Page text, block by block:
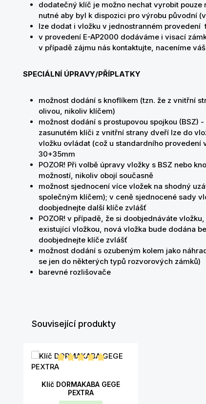
dodatečný klíč je možno nechat vyrobit
nutné aby byl k dispozici pro výrobu původní
lze dodat i vložku v jednostranném provedení
v provedení E-AP2000 dodáváme i visací
v případě zájmu nás kontaktujte, naceníme
SPECIÁLNÍ ÚPRAVY/PŘÍPLATKY
možnost dodání s knoflíkem (tzn. že z vnitřní
olivou, nikoliv klíčem)
možnost dodání s prostupovou spojkou (BSZ)
zasunutém klíči z vnitřní strany dveří lze do
vložku ovládat (což u standardního provedení
30+35mm
POZOR! Při volbě úpravy vložky s BSZ nebo
možností, nikoliv obojí současně
možnost sjednocení více vložek na shodný
společným klíčem); v ceně sjednocené sady
doobjednejte další klíče zvlášť
POZOR! v případě, že si doobjednáváte
existující vložkou, nová vložka bude dodána
doobjednejte klíče zvlášť
možnost dodání s ozubeným kolem jako
se jen do některých typů rozvorových zámků)
barevné rozlišovače
Související produkty
Průměrné hodnocení 5 z 5 hvězd
Klíč DORMAKABA GEGE
PEXTRA